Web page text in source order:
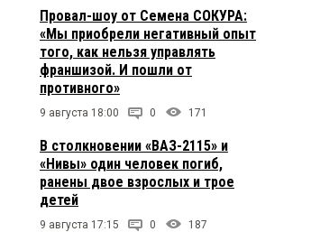
Провал-шоу от Семена СОКУРА:
«Мы приобрели негативный опыт
того, как нельзя управлять
франшизой. И пошли от
противного»
9 августа 18:00 0 171
В столкновении «ВАЗ-2115» и
«Нивы» один человек погиб,
ранены двое взрослых и трое
детей
9 августа 17:15 0 187